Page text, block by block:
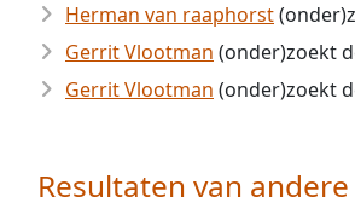
Herman van raaphorst
Gerrit Vlootman (onder)zoekt
Gerrit Vlootman (onder)zoekt
Resultaten van